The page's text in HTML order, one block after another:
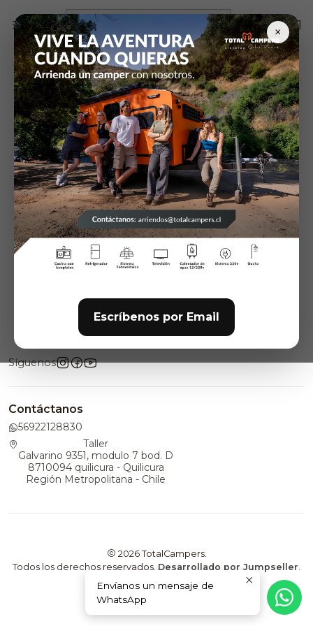
×
Escríbenos por Email
Inicio Articulos de Camping Linternas
Linternas
Filtros
27595389|Coleman
Linterna
$12.990
27595979|Coleman
Linterna
$39.900
Síguenos
Contáctanos
56922128830
Taller
Galvarino 9351, modulo 7 bod. D
8710094 quilicura - Quilicura
Región Metropolitana - Chile
2026 TotalCampers.
Todos los derechos reservados. Desarrollado por Jumpseller
Envíanos un mensaje de
WhatsApp